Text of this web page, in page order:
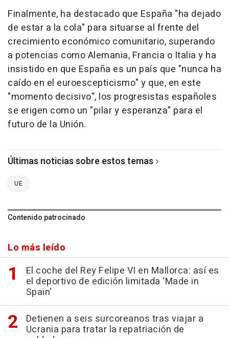
Finalmente, ha destacado que España "ha dejado
de estar a la cola" para situarse al frente del
crecimiento económico comunitario, superando
a potencias como Alemania, Francia o Italia y ha
insistido en que España es un país que "nunca ha
caído en el euroescepticismo" y que, en este
"momento decisivo", los progresistas españoles
se erigen como un "pilar y esperanza" para el
futuro de la Unión.
Últimas noticias sobre estos temas
UE
Contenido patrocinado
Lo más leído
El coche del Rey Felipe VI en Mallorca: así es
el deportivo de edición limitada 'Made in
Spain'
Detienen a seis surcoreanos tras viajar a
Ucrania para tratar la repatriación de